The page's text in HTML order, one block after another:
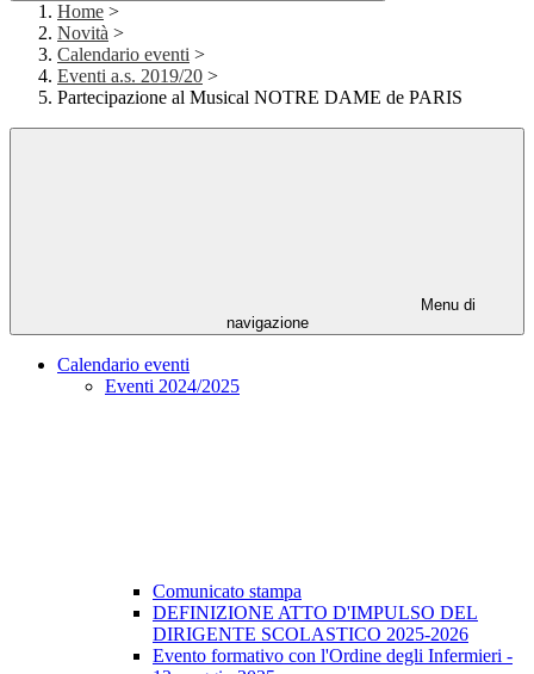
Home >
Novità >
Calendario eventi >
Eventi a.s. 2019/20 >
Partecipazione al Musical NOTRE DAME de PARIS
Menu di
navigazione
Calendario eventi
Eventi 2024/2025
Comunicato stampa
DEFINIZIONE ATTO D'IMPULSO DEL
DIRIGENTE SCOLASTICO 2025-2026
Evento formativo con l'Ordine degli Infermieri -